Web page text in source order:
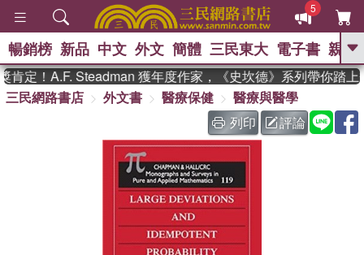
5
GO
熱搜： 東野圭吾 、 The Odyssey
、 如果歷史是一群喵 、 暑期
國際布克獎 臺灣漫遊錄 、 方
念華 、 台灣的李登輝時代
孩：黎曼猜想 、 偉大的迷走神經
暢銷榜 新品 中文 外文 簡體 三民東大 電子書 親子
定！A.F. Steadman 獲年度作家，《史坎德》系列帶你踏上
三民網路書店
外文書 醫療保健
醫療與醫學
列印
評論